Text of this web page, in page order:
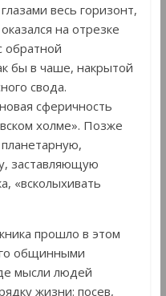
весь горизонт,
на отрезке
обратной
бы в чаше, накрытой
свода.
сферичность
холме». Позже
заставляющую
«всколыхивать
прошло в этом
общинными
мысли людей
жизни: посев,